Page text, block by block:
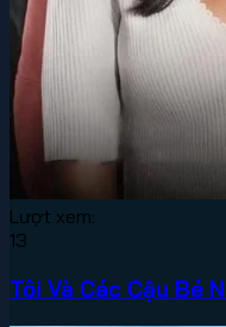
Lượt xem:
13
Tôi Và Các Cậu Bé